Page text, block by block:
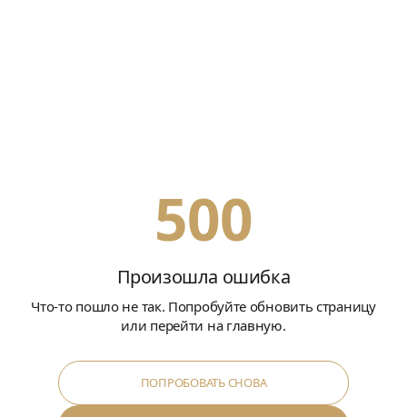
500
Произошла ошибка
Что-то пошло не так. Попробуйте обновить страницу
или перейти на главную.
ПОПРОБОВАТЬ СНОВА